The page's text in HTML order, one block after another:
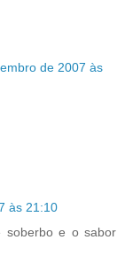
de 2007 às
às 21:10
soberbo e o sabor